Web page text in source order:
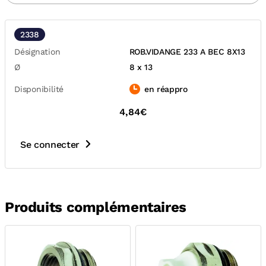
2338
Désignation
ROB.VIDANGE 233 A BEC 8X13
Ø
8 x 13
Disponibilité en réappro
4,84€
Se connecter
Produits complémentaires